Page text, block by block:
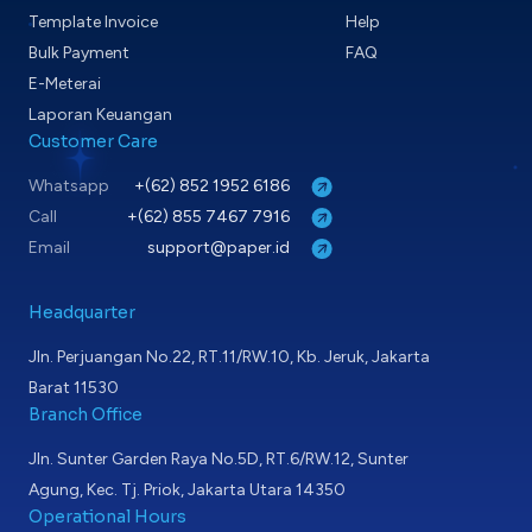
Template Invoice
Bulk Payment
E-Meterai
Laporan Keuangan
Help
FAQ
Customer Care
Whatsapp
+(62) 852 1952 6186
Call
+(62) 855 7467 7916
Email
support@paper.id
Headquarter
Jln. Perjuangan No.22, RT.11/RW.10, Kb. Jeruk, Jakarta
Barat 11530
Branch Office
Jln. Sunter Garden Raya No.5D, RT.6/RW.12, Sunter
Agung, Kec. Tj. Priok, Jakarta Utara 14350
Operational Hours